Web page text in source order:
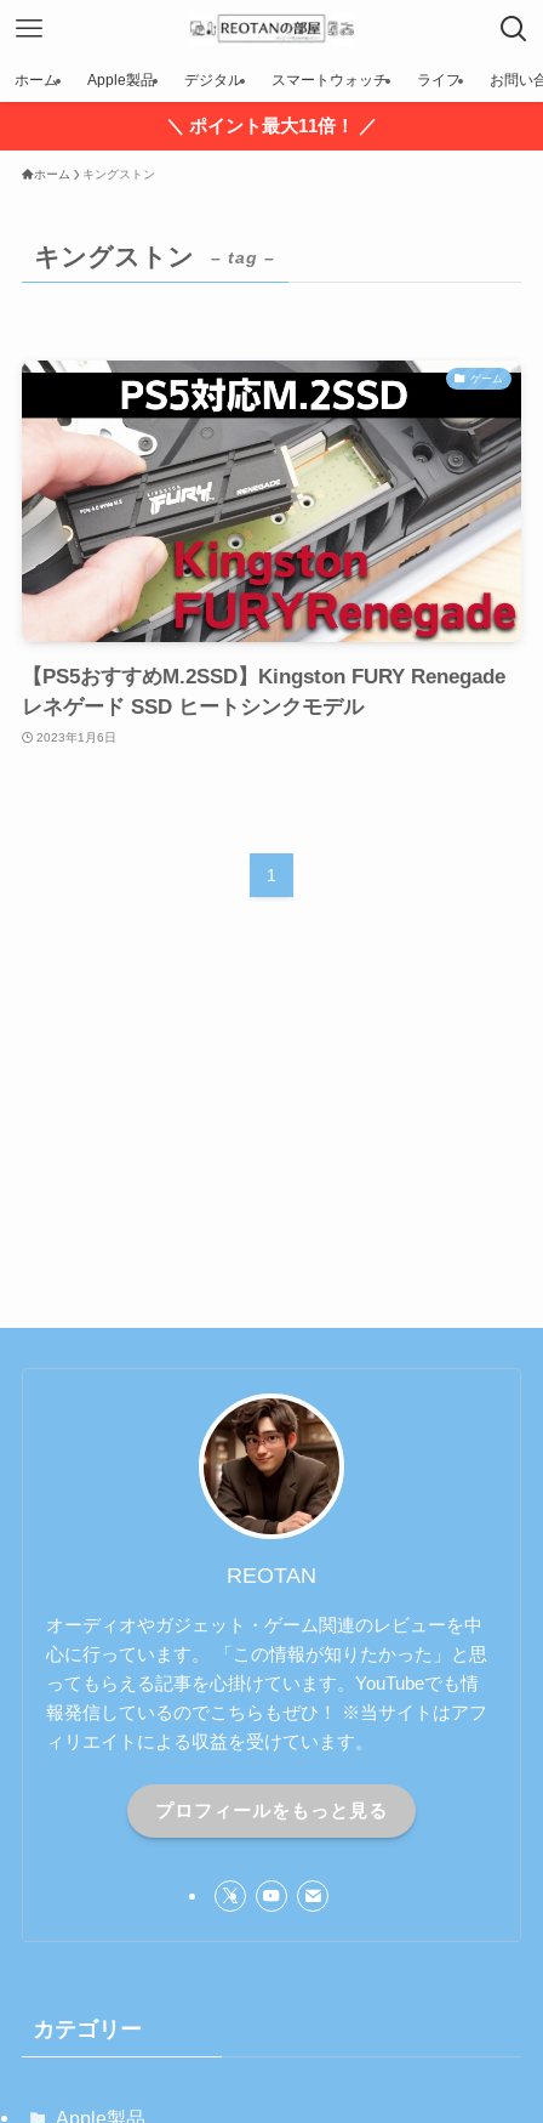
ホーム Apple製品 デジタル スマートウォッチ ライフ お問い
＼ ポイント最大11倍！ ／
ホーム キングストン
キングストン – tag –
ゲーム
【PS5おすすめM.2SSD】Kingston FURY Renegade
レネゲード SSD ヒートシンクモデル
2023年1月6日
1
REOTAN
オーディオやガジェット・ゲーム関連のレビューを中
心に行っています。 「この情報が知りたかった」と思
ってもらえる記事を心掛けています。YouTubeでも情
報発信しているのでこちらもぜひ！ ※当サイトはアフ
ィリエイトによる収益を受けています。
プロフィールをもっと見る
カテゴリー
Apple製品